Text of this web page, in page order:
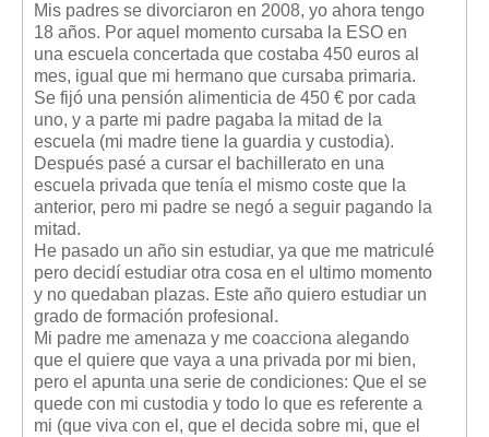
Mis padres se divorciaron en 2008, yo ahora tengo
18 años. Por aquel momento cursaba la ESO en
una escuela concertada que costaba 450 euros al
mes, igual que mi hermano que cursaba primaria.
Se fijó una pensión alimenticia de 450 € por cada
uno, y a parte mi padre pagaba la mitad de la
escuela (mi madre tiene la guardia y custodia).
Después pasé a cursar el bachillerato en una
escuela privada que tenía el mismo coste que la
anterior, pero mi padre se negó a seguir pagando la
mitad.
He pasado un año sin estudiar, ya que me matriculé
pero decidí estudiar otra cosa en el ultimo momento
y no quedaban plazas. Este año quiero estudiar un
grado de formación profesional.
Mi padre me amenaza y me coacciona alegando
que el quiere que vaya a una privada por mi bien,
pero el apunta una serie de condiciones: Que el se
quede con mi custodia y todo lo que es referente a
mi (que viva con el, que el decida sobre mi, que el